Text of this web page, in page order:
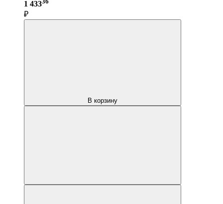
1 433
₽
В корзину